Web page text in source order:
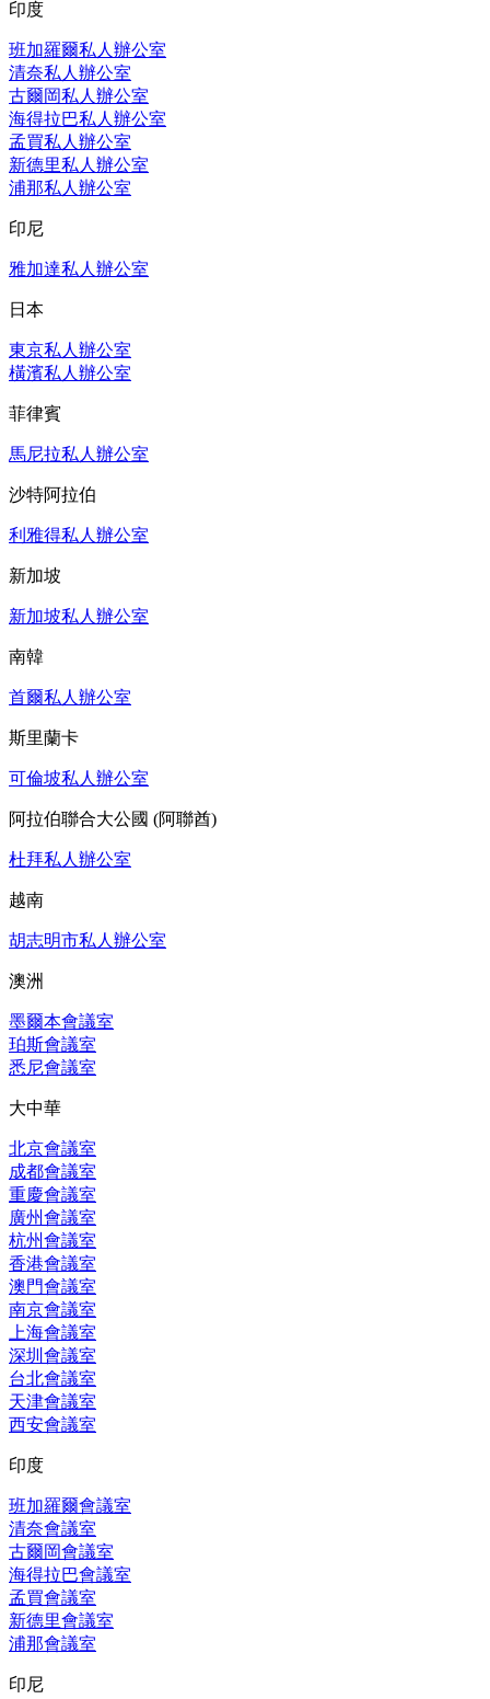
印度
班加羅爾私人辦公室
清奈私人辦公室
古爾岡私人辦公室
海得拉巴私人辦公室
孟買私人辦公室
新德里私人辦公室
浦那私人辦公室
印尼
雅加達私人辦公室
日本
東京私人辦公室
橫濱私人辦公室
菲律賓
馬尼拉私人辦公室
沙特阿拉伯
利雅得私人辦公室
新加坡
新加坡私人辦公室
南韓
首爾私人辦公室
斯里蘭卡
可倫坡私人辦公室
阿拉伯聯合大公國 (阿聯酋)
杜拜私人辦公室
越南
胡志明市私人辦公室
澳洲
墨爾本會議室
珀斯會議室
悉尼會議室
大中華
北京會議室
成都會議室
重慶會議室
廣州會議室
杭州會議室
香港會議室
澳門會議室
南京會議室
上海會議室
深圳會議室
台北會議室
天津會議室
西安會議室
印度
班加羅爾會議室
清奈會議室
古爾岡會議室
海得拉巴會議室
孟買會議室
新德里會議室
浦那會議室
印尼